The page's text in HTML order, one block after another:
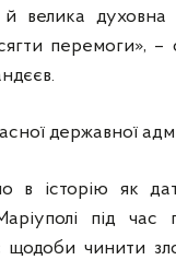
велика
перемоги», –
державної
в історію як
під
чинити